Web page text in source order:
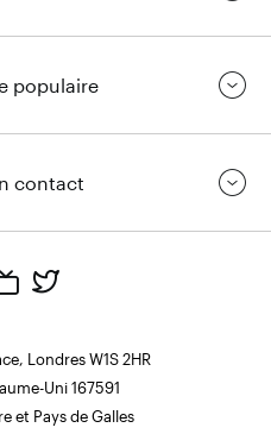
populaire
contact
www.linkedin.com/
https://www.youtube.com/
https://twitter.com/
Londres W1S 2HR
Uni 167591
et Pays de Galles